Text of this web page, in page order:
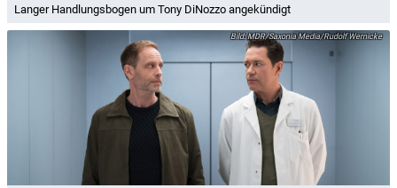
Langer Handlungsbogen um Tony DiNozzo angekündigt
MDR/Saxonia Media/Rudolf Wernicke